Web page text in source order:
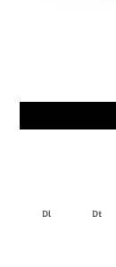
Dl Dt